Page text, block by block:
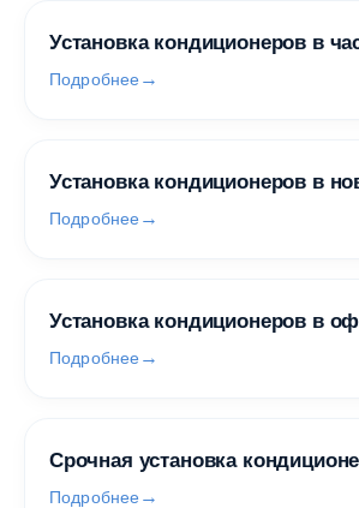
Установка кондиционеров в
Подробнее
Установка кондиционеров в
Подробнее
Установка кондиционеров в
Подробнее
Срочная установка
Подробнее